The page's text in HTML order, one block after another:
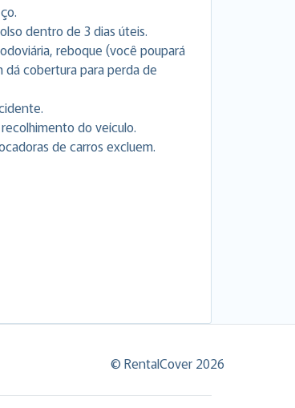
dentro de 3 dias úteis.
reboque (você poupará
dá cobertura para perda de
do veículo.
de carros excluem.
© RentalCover 2026